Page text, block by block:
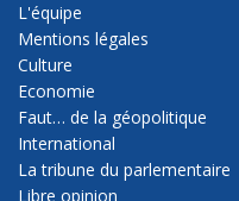
L'équipe
Mentions légales
Culture
Economie
Faut… de la géopolitique
International
La tribune du parlementaire
Libre opinion